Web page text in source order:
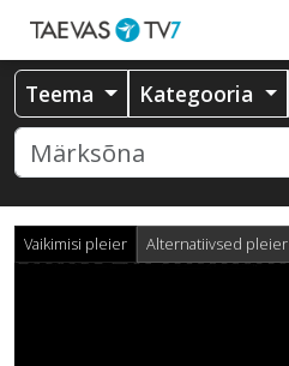
Teema Kategooria
Vaikimisi pleier Alternatiivsed pleier